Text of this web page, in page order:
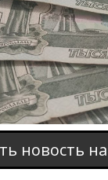
новость